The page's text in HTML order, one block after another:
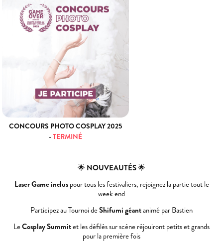
CONCOURS PHOTO COSPLAY 2025
-TERMINÉ
🌟 NOUVEAUTÉS🌟
Laser Game incluspour tous les festivaliers, rejoignez la partie tout le
week end
Participez au Tournoi deShifumi géantanimé par Bastien
LeCosplay Summitet les défilés sur scène réjouiront petits et grands
pour la première fois